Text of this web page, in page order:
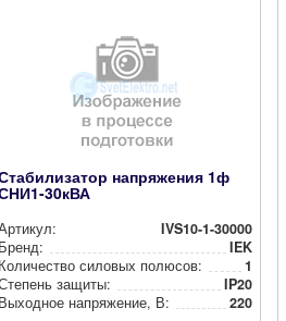
напряжения 1ф
30кВА
IVS10-1-30000
Бренд:
IEK
Количество силовых полюсов:
1
защиты:
IP20
Выходное нап­ря­же­ние, В:
220